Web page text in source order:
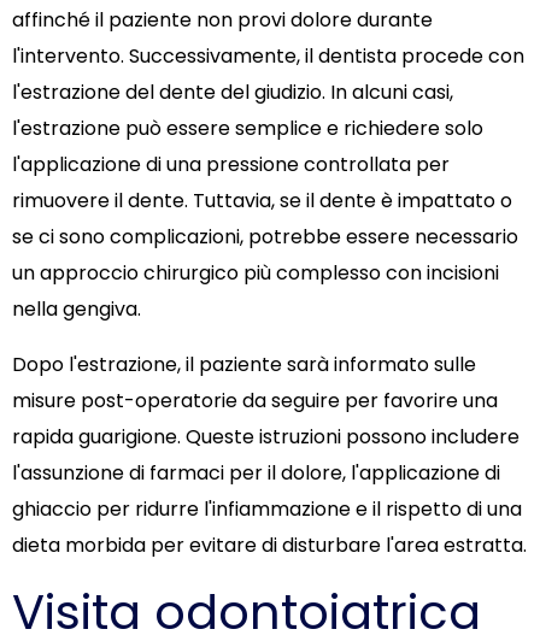
affinché il paziente non provi dolore durante
l'intervento. Successivamente, il dentista procede con
l'estrazione del dente del giudizio. In alcuni casi,
l'estrazione può essere semplice e richiedere solo
l'applicazione di una pressione controllata per
rimuovere il dente. Tuttavia, se il dente è impattato o
se ci sono complicazioni, potrebbe essere necessario
un approccio chirurgico più complesso con incisioni
nella gengiva.
Dopo l'estrazione, il paziente sarà informato sulle
misure post-operatorie da seguire per favorire una
rapida guarigione. Queste istruzioni possono includere
l'assunzione di farmaci per il dolore, l'applicazione di
ghiaccio per ridurre l'infiammazione e il rispetto di una
dieta morbida per evitare di disturbare l'area estratta.
Visita odontoiatrica